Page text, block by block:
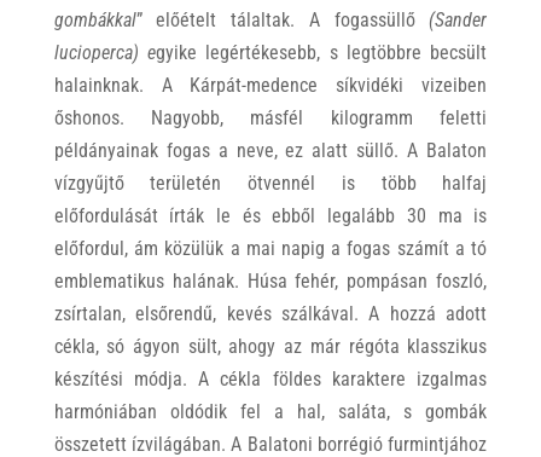
gombákkal” előételt tálaltak. A fogassüllő
(Sander
lucioperca) egyike legértékesebb, s legtöbbre becsült
halainknak. A Kárpát-medence síkvidéki vizeiben
őshonos. Nagyobb, másfél kilogramm feletti
példányainak fogas a neve, ez alatt süllő. A Balaton
vízgyűjtő területén ötvennél is több halfaj
előfordulását írták le és ebből legalább 30 ma is
előfordul, ám közülük a mai napig a fogas számít a tó
emblematikus halának. Húsa fehér, pompásan foszló,
zsírtalan, elsőrendű, kevés szálkával. A hozzá adott
cékla, só ágyon sült, ahogy az már régóta klasszikus
készítési módja. A cékla földes karaktere izgalmas
harmóniában oldódik fel a hal, saláta, s gombák
összetett ízvilágában. A Balatoni borrégió furmintjához